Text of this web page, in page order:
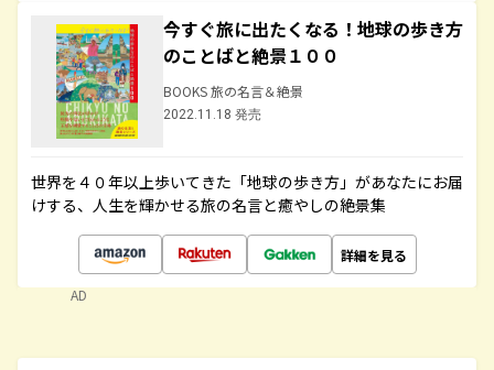
今すぐ旅に出たくなる！地球の歩き方
のことばと絶景１００
BOOKS 旅の名言＆絶景
2022.11.18 発売
世界を４０年以上歩いてきた「地球の歩き方」があなたにお届
けする、人生を輝かせる旅の名言と癒やしの絶景集
詳細を見る
AD